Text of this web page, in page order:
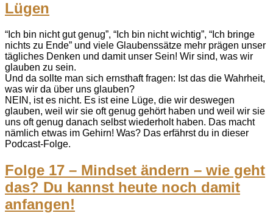
Lügen
“Ich bin nicht gut genug”, “Ich bin nicht wichtig”, “Ich bringe
nichts zu Ende” und viele Glaubenssätze mehr prägen unser
tägliches Denken und damit unser Sein! Wir sind, was wir
glauben zu sein.
Und da sollte man sich ernsthaft fragen: Ist das die Wahrheit,
was wir da über uns glauben?
NEIN, ist es nicht. Es ist eine Lüge, die wir deswegen
glauben, weil wir sie oft genug gehört haben und weil wir sie
uns oft genug danach selbst wiederholt haben. Das macht
nämlich etwas im Gehirn! Was? Das erfährst du in dieser
Podcast-Folge.
Folge 17 – Mindset ändern – wie geht
das? Du kannst heute noch damit
anfangen!